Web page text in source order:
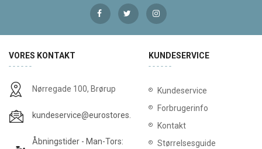
VORES KONTAKT
Nørregade 100, Brørup
kundeservice@eurostores.dk
Åbningstider - Man-Tors:
KUNDESERVICE
Kundeservice
Forbrugerinfo
Kontakt
Størrelsesguide